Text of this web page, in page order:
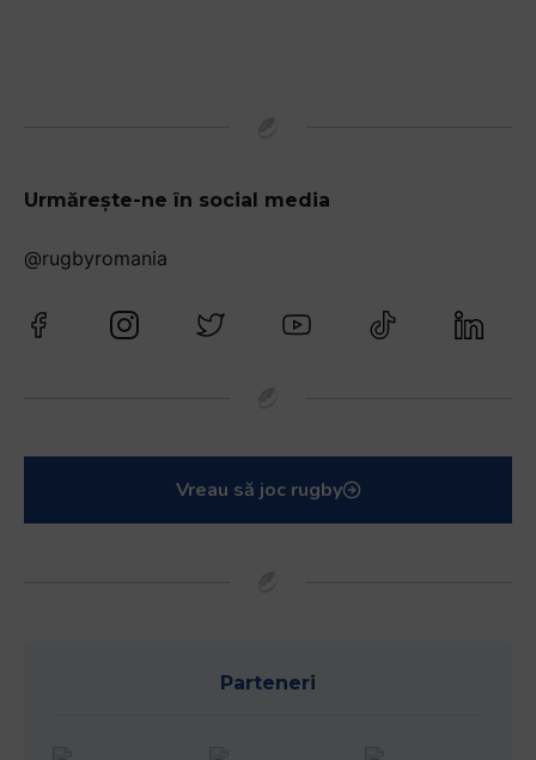
Urmărește-ne în social media
@rugbyromania
Vreau să joc rugby
Parteneri